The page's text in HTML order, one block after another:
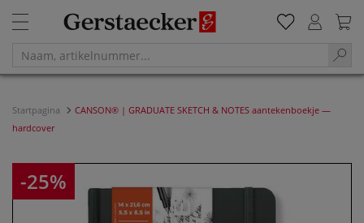
Startpagina
CANSON® | GRADUATE SKETCH & NOTES aantekenboekje —
hardcover
-25%